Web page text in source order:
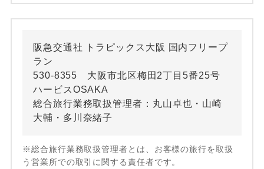
阪急交通社 トラピックス大阪 国内フリープ
ラン
530-8355 大阪市北区梅田2丁目5番25号
ハービスOSAKA
総合旅行業務取扱管理者：丸山卓也・山崎
大輔・多川奈緒子
※総合旅行業務取扱管理者とは、お客様の旅行を取扱
う営業所での取引に関する責任者です。